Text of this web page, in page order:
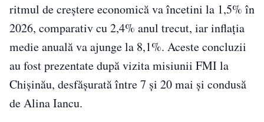
ritmul de creștere economică va încetini la 1,5% în
2026, comparativ cu 2,4% anul trecut, iar inflația
medie anuală va ajunge la 8,1%. Aceste concluzii
au fost prezentate după vizita misiunii FMI la
Chișinău, desfășurată între 7 și 20 mai și condusă
de Alina Iancu.